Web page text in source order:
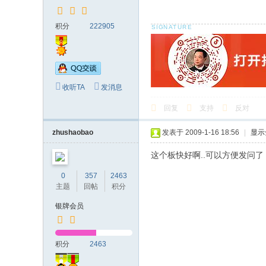
积分 222905
收听TA 发消息
回复 支持 反对
zhushaobao
0
主题
357
回帖
2463
积分
银牌会员
积分 2463
发表于 2009-1-16 18:56 显
这个板快好啊..可以方便发问了